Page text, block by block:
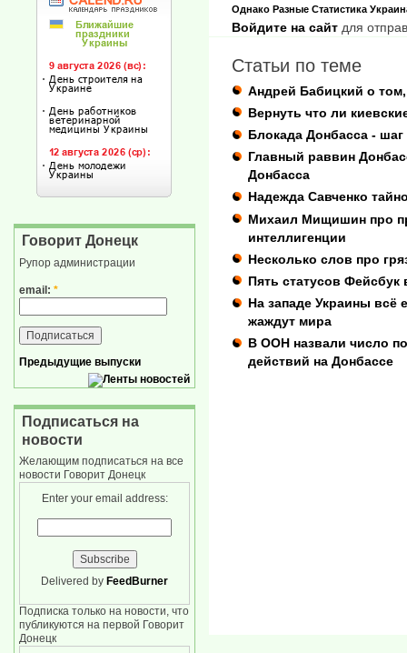
Однако Разные Статистика
Войдите на сайт для
Статьи по теме
Андрей Бабицкий о
Вернуть что ли
Блокада Донбасса -
Главный раввин
Донбасса
Надежда Савченко
Михаил Мищишин про
интеллигенции
Несколько слов про
Пять статусов Фейсбук
На западе Украины всё
жаждут мира
В ООН назвали число
действий на Донбассе
Говорит Донецк
Рупор администрации
email: *
Предыдущие выпуски
Подписаться на
новости
Желающим подписаться на все
новости Говорит Донецк
Enter your email address:
Delivered by FeedBurner
Подписка только на новости, что
публикуются на первой Говорит
Донецк